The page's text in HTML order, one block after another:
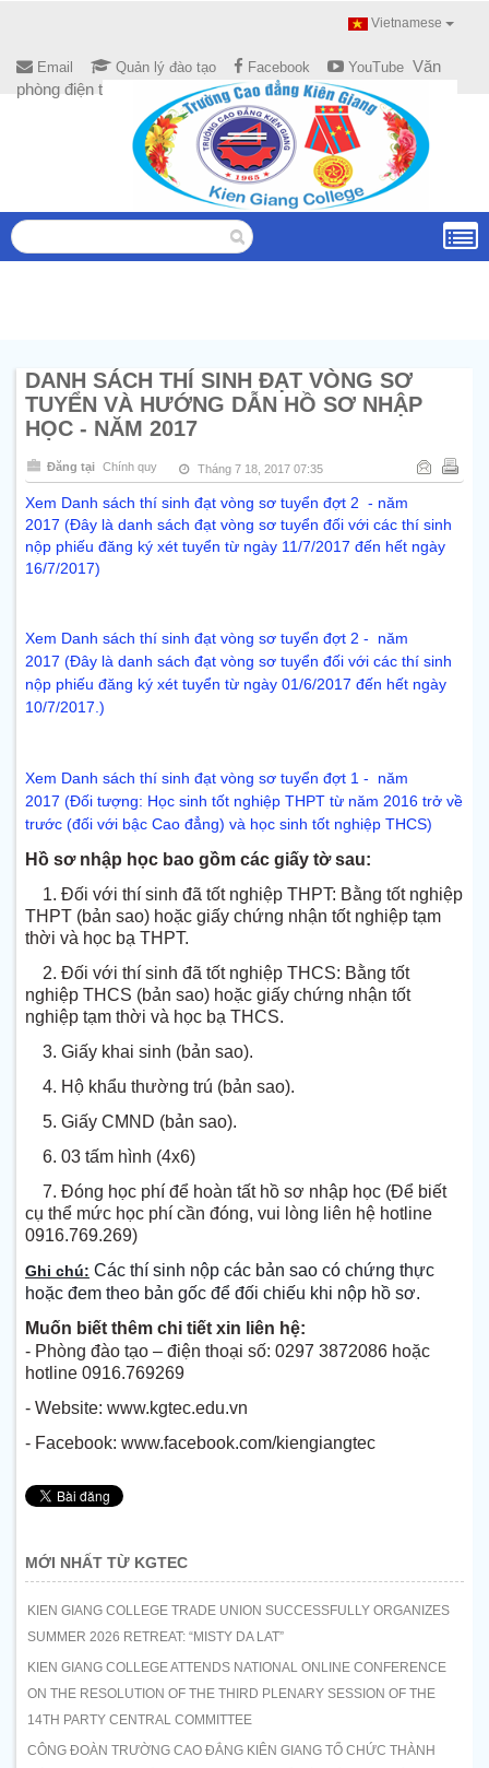
Vietnamese
Email Quản lý đào tạo Facebook YouTube Văn
phòng điện tử
DANH SÁCH THÍ SINH ĐẠT VÒNG SƠ
TUYỂN VÀ HƯỚNG DẪN HỒ SƠ NHẬP
HỌC - NĂM 2017
Đăng tại Chính quy Tháng 7 18, 2017 07:35
Xem Danh sách thí sinh đạt vòng sơ tuyển đợt 2 - năm
2017 (Đây là danh sách đạt vòng sơ tuyển đối với các thí sinh
nộp phiếu đăng ký xét tuyển từ ngày 11/7/2017 đến hết ngày
16/7/2017)
Xem Danh sách thí sinh đạt vòng sơ tuyển đợt 2 - năm
2017 (Đây là danh sách đạt vòng sơ tuyển đối với các thí sinh
nộp phiếu đăng ký xét tuyển từ ngày 01/6/2017 đến hết ngày
10/7/2017.)
Xem Danh sách thí sinh đạt vòng sơ tuyển đợt 1 - năm
2017 (Đối tượng: Học sinh tốt nghiệp THPT từ năm 2016 trở về
trước (đối với bậc Cao đẳng) và học sinh tốt nghiệp THCS)
Hồ sơ nhập học bao gồm các giấy tờ sau:
1. Đối với thí sinh đã tốt nghiệp THPT: Bằng tốt nghiệp
THPT (bản sao) hoặc giấy chứng nhận tốt nghiệp tạm
thời và học bạ THPT.
2. Đối với thí sinh đã tốt nghiệp THCS: Bằng tốt
nghiệp THCS (bản sao) hoặc giấy chứng nhận tốt
nghiệp tạm thời và học bạ THCS.
3. Giấy khai sinh (bản sao).
4. Hộ khẩu thường trú (bản sao).
5. Giấy CMND (bản sao).
6. 03 tấm hình (4x6)
7. Đóng học phí để hoàn tất hồ sơ nhập học (Để biết
cụ thể mức học phí cần đóng, vui lòng liên hệ hotline
0916.769.269)
Ghi chú: Các thí sinh nộp các bản sao có chứng thực
hoặc đem theo bản gốc để đối chiếu khi nộp hồ sơ.
Muốn biết thêm chi tiết xin liên hệ:
- Phòng đào tạo – điện thoại số: 0297 3872086 hoặc
hotline 0916.769269
- Website: www.kgtec.edu.vn
- Facebook: www.facebook.com/kiengiangtec
MỚI NHẤT TỪ KGTEC
KIEN GIANG COLLEGE TRADE UNION SUCCESSFULLY ORGANIZES
SUMMER 2026 RETREAT: “MISTY DA LAT”
KIEN GIANG COLLEGE ATTENDS NATIONAL ONLINE CONFERENCE
ON THE RESOLUTION OF THE THIRD PLENARY SESSION OF THE
14TH PARTY CENTRAL COMMITTEE
CÔNG ĐOÀN TRƯỜNG CAO ĐẲNG KIÊN GIANG TỔ CHỨC THÀNH